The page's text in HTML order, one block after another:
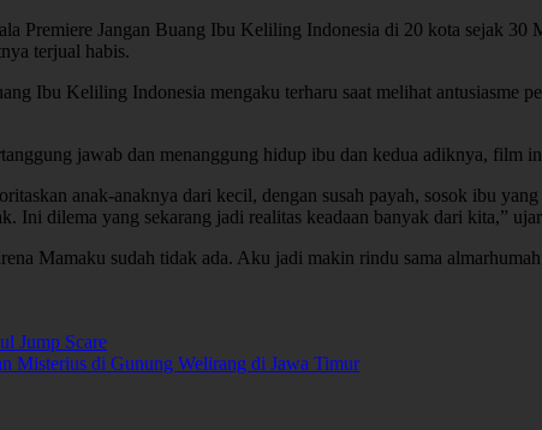
Premiere Jangan Buang Ibu Keliling Indonesia di 20 kota sejak
terjual habis.
Ibu Keliling Indonesia mengaku terharu saat melihat antusiasme
jawab dan menanggung hidup ibu dan kedua adiknya, film
anak-anaknya dari kecil, dengan susah payah, sosok ibu
Ini dilema yang sekarang jadi realitas keadaan banyak dari kita,”
Mamaku sudah tidak ada. Aku jadi makin rindu sama
Jump Scare
Misterius di Gunung Welirang di Jawa Timur